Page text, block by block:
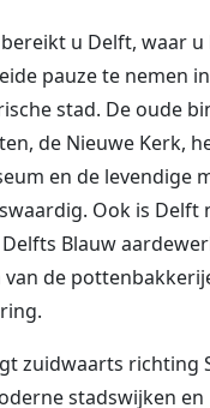
u Delft, waar
pauze te nemen
stad. De oude
de Nieuwe Kerk,
en de levendige
Ook is Delft
Blauw
van de
zuidwaarts richting
stadswijken en